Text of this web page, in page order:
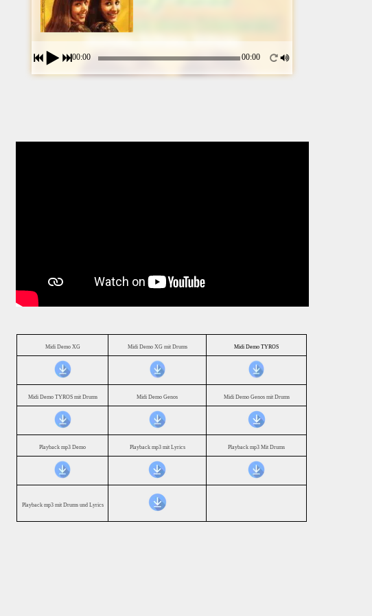
00:00 00:00
Midi Demo XG Midi Demo XG mit Drums Midi Demo TYROS
Midi Demo TYROS mit Drums Midi Demo Genos Midi Demo Genos mit Drums
Playback mp3 Demo Playback mp3 mit Lyrics Playback mp3 Mit Drums
Playback mp3 mit Drums und Lyrics